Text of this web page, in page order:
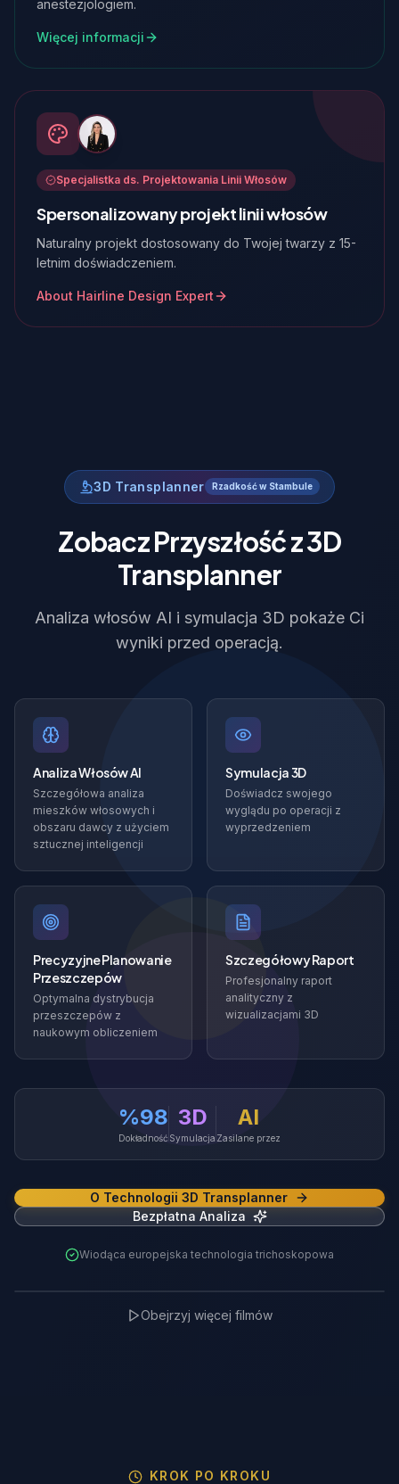
anestezjologiem.
Więcej informacji
Specjalistka ds. Projektowania Linii Włosów
Spersonalizowany projekt linii włosów
Naturalny projekt dostosowany do Twojej twarzy z 15-
letnim doświadczeniem.
About Hairline Design Expert
3D Transplanner Rzadkość w Stambule
Zobacz Przyszłość z 3D
Transplanner
Analiza włosów AI i symulacja 3D pokaże Ci
wyniki przed operacją.
TrichoLab Partner🇵🇱
Obejrzyj więcej filmów
Analiza Włosów AI
Szczegółowa analiza
mieszków włosowych i
obszaru dawcy z użyciem
sztucznej inteligencji
Symulacja 3D
Doświadcz swojego
wyglądu po operacji z
wyprzedzeniem
Precyzyjne Planowanie
Przeszczepów
Optymalna dystrybucja
przeszczepów z
naukowym obliczeniem
Szczegółowy Raport
Profesjonalny raport
analityczny z
wizualizacjami 3D
%98
Dokładność
3D
Symulacja
AI
Zasilane przez
O Technologii 3D Transplanner
Bezpłatna Analiza
Wiodąca europejska technologia trichoskopowa
KROK PO KROKU